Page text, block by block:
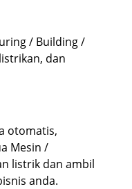
/ Building /
dan
otomatis,
Mesin /
listrik dan ambil
anda.